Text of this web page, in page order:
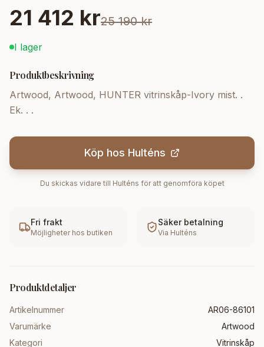
21 412 kr25 190 kr
I lager
Produktbeskrivning
Artwood, Artwood, HUNTER vitrinskåp-Ivory mist. .
Ek. . .
Köp hos Hulténs
Du skickas vidare till Hulténs för att genomföra köpet
Fri frakt
Möjligheter hos butiken
Säker betalning
Via Hulténs
Produktdetaljer
Artikelnummer
AR06-86101
Varumärke
Artwood
Kategori
Vitrinskåp